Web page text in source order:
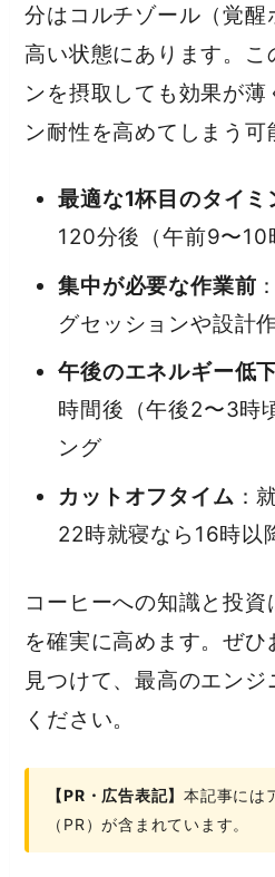
分はコルチゾール（覚醒
高い状態にあります。こ
ンを摂取しても効果が薄
ン耐性を高めてしまう可
最適な1杯目のタイミ
120分後（午前9〜10
集中が必要な作業前
グセッションや設計
午後のエネルギー低
時間後（午後2〜3時
ング
カットオフタイム ：
22時就寝なら16時以
コーヒーへの知識と投
を確実に高めます。ぜ
見つけて、最高のエン
ください。
【PR・広告表記】本記事には
（PR）が含まれています。